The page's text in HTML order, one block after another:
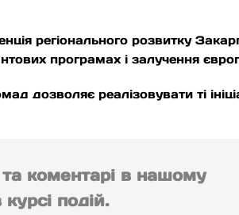
регіонального розвитку
програмах і залучення
дозволяє реалізовувати ті
та коментарі в нашому
подій.